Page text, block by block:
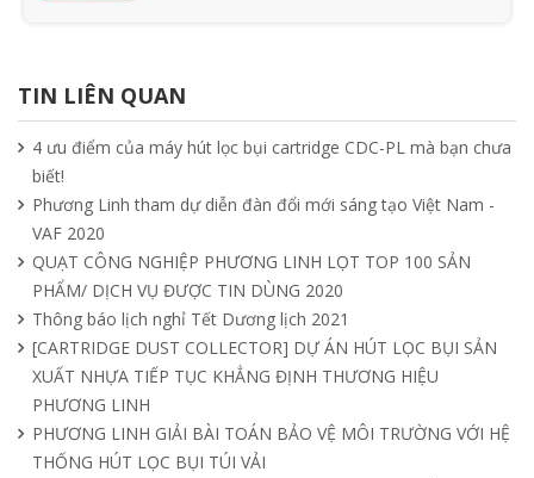
15/04/2025
11/04/2025
Quạt nồi hơi công nghiệp và cách phân
loại theo mục đích sử dụng chuẩn nhất
04/04/2025
TIN LIÊN QUAN
4 ưu điểm của máy hút lọc bụi cartridge CDC-PL mà bạn chưa
biết!
Phương Linh tham dự diễn đàn đổi mới sáng tạo Việt Nam -
VAF 2020
QUẠT CÔNG NGHIỆP PHƯƠNG LINH LỌT TOP 100 SẢN
PHẨM/ DỊCH VỤ ĐƯỢC TIN DÙNG 2020
Thông báo lịch nghỉ Tết Dương lịch 2021
[CARTRIDGE DUST COLLECTOR] DỰ ÁN HÚT LỌC BỤI SẢN
XUẤT NHỰA TIẾP TỤC KHẲNG ĐỊNH THƯƠNG HIỆU
PHƯƠNG LINH
PHƯƠNG LINH GIẢI BÀI TOÁN BẢO VỆ MÔI TRƯỜNG VỚI HỆ
THỐNG HÚT LỌC BỤI TÚI VẢI